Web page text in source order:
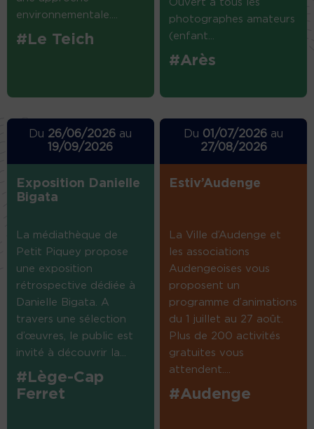
environnementale....
#Le Teich
Ouvert à tous les
photographes amateurs
(enfant...
#Arès
Du 26/06/2026 au
19/09/2026
Exposition Danielle
Bigata
La médiathèque de
Petit Piquey propose
une exposition
rétrospective dédiée à
Danielle Bigata. A
travers une sélection
d’œuvres, le public est
invité à découvrir la...
#Lège-Cap
Ferret
Du 01/07/2026 au
27/08/2026
Estiv’Audenge
La Ville d’Audenge et
les associations
Audengeoises vous
proposent un
programme d’animations
du 1 juillet au 27 août.
Plus de 200 activités
gratuites vous
attendent....
#Audenge